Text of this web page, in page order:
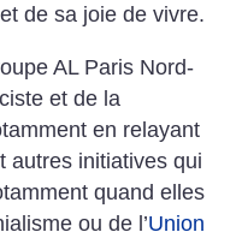
de sa joie de vivre.
AL Paris Nord-
et de la
en relayant
autres initiatives qui
quand elles
ou de l’Union